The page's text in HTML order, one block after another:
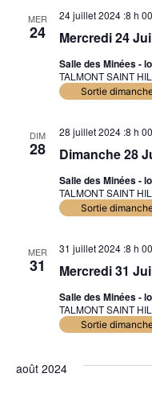
MER
24 Mercredi 24
24 juillet 2024 :8 h
Salle des Minées -
TALMONT SAINT
Sortie
DIM
28 Dimanche 28
28 juillet 2024 :8 h
Salle des Minées -
TALMONT SAINT
Sortie
MER
31 Mercredi 31
31 juillet 2024 :8 h
Salle des Minées -
TALMONT SAINT
Sortie
août 2024